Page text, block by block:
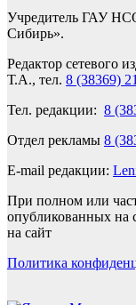
Учредитель ГАУ
Сибирь».
Редактор сетевого
Т.А., тел. 8 (38369)
Тел. редакции: 8
Отдел рекламы 8
E-mail редакции:
При полном или
опубликованных на
на сайт
Политика